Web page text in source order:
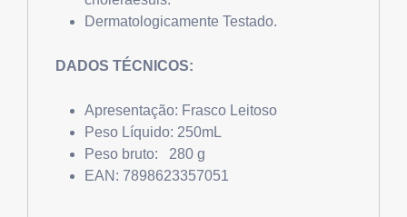
Dermatologicamente Testado.
DADOS TÉCNICOS:
Apresentação: Frasco Leitoso
Peso Líquido: 250mL
Peso bruto: 280 g
EAN: 7898623357051